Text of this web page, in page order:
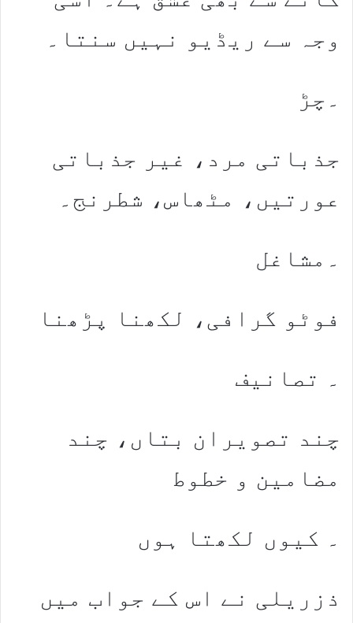
وجہ سے ریڈیو نہیں سنتا۔
۔چڑ
جذباتی مرد، غیر جذباتی
عورتیں، مٹھاس، شطرنج۔
۔مشاغل
فوٹو گرافی، لکھنا پڑھنا
۔ تصانیف
چند تصویران بتاں، چند
مضامین و خطوط
۔ کیوں لکھتا ہوں
ذزریلی نے اس کے جواب میں